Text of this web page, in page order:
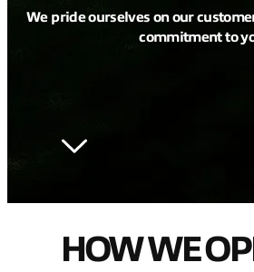
We pride ourselves on our
commitment to
HOW WE